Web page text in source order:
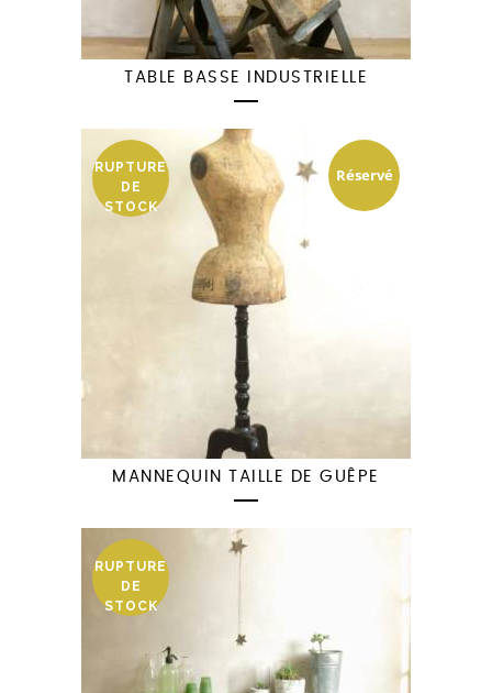
TABLE BASSE INDUSTRIELLE
Réservé
RUPTURE
DE
STOCK
MANNEQUIN TAILLE DE GUÊPE
RUPTURE
DE
STOCK